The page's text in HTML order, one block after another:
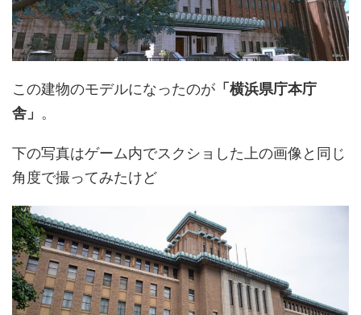
この建物のモデルになったのが 「横浜県庁本庁
舎」 。
下の写真はゲーム内でスクショした上の画像と同じ
角度で撮ってみたけど